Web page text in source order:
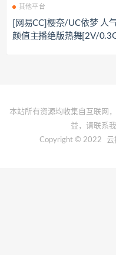
其他平台
[网易CC]樱奈/UC依梦 人
颜值主播绝版热舞[2V/
本站所有资源均收集自互联网
益，请联系
Copyright © 2022
云